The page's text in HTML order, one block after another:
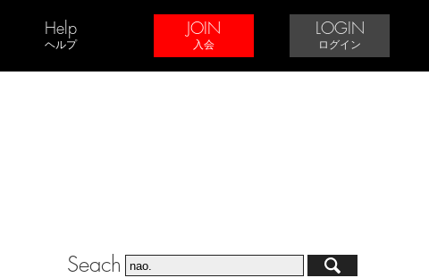
Help
ヘルプ
JOIN
入会
LOGIN
ログイン
Seach